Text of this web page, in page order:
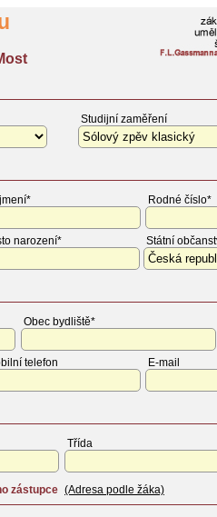
Studijní zaměření
Rodné číslo*
narození* Státní
Obec bydliště*
telefon E-mail
Třída
zástupce (Adresa podle žáka)